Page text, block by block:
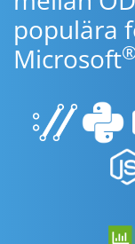
populära
Microsoft